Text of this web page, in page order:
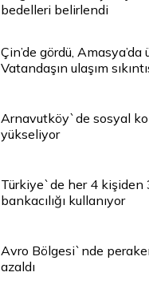
bedelleri belirlendi
Çin’de gördü, Amasya’da
Vatandaşın ulaşım
Arnavutköy`de sosyal
yükseliyor
Türkiye`de her 4
bankacılığı kullanıyor
Avro Bölgesi`nde
azaldı